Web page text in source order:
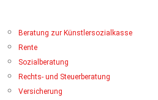
Beratung zur Künstlersozialkasse
Rente
Sozialberatung
Rechts- und Steuerberatung
Versicherung